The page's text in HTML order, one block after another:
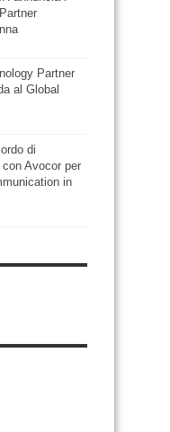
Partner
al Global
di
Avocor per
in